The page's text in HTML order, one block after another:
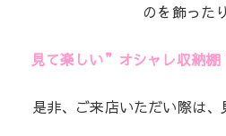
のを飾った
見て楽しい”オシャレ収納
是非、ご来店いただい際は、